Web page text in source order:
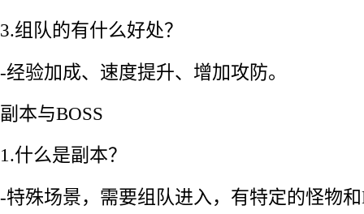
3.组队的有什么好处？
-经验加成、速度提升、增加攻防。
副本与BOSS
1.什么是副本？
-特殊场景，需要组队进入，有特定的怪物和